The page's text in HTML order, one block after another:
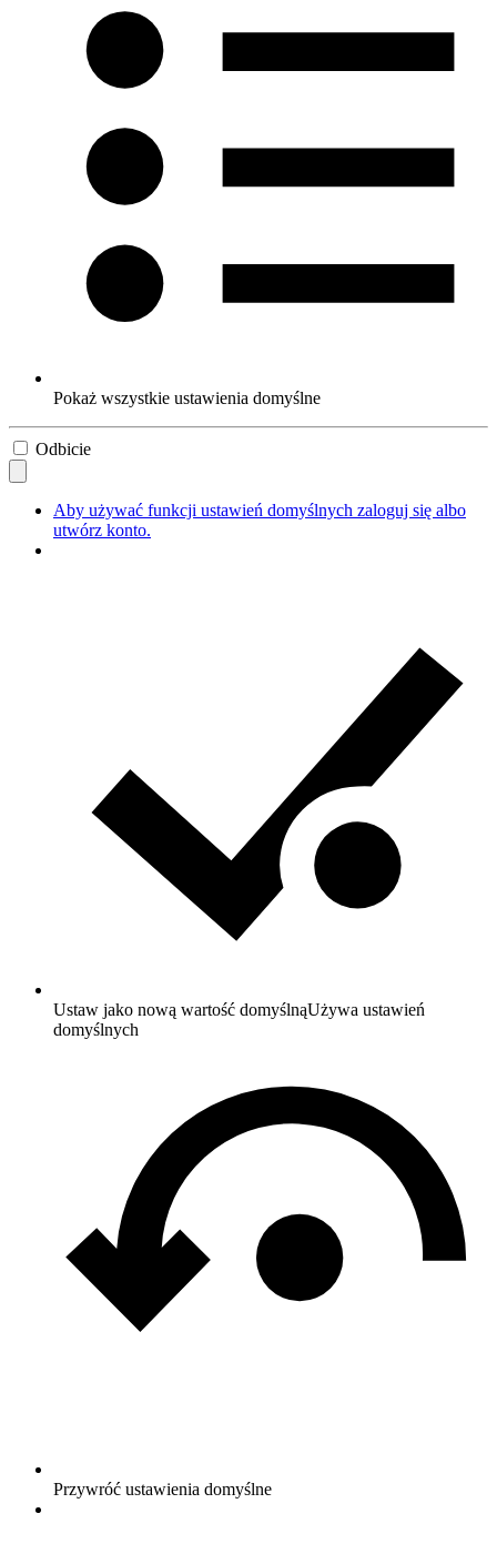
Pokaż wszystkie ustawienia domyślne
Odbicie
Aby używać funkcji ustawień domyślnych zaloguj się albo
utwórz konto.
Ustaw jako nową wartość domyślnąUżywa ustawień
domyślnych
Przywróć ustawienia domyślne